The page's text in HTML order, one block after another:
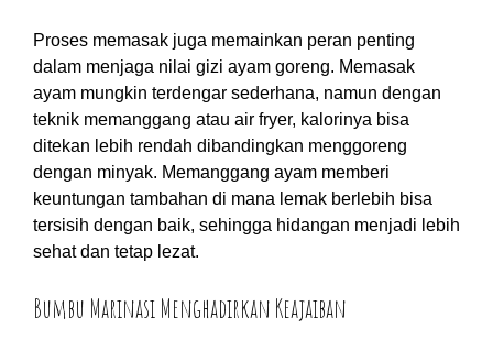
Proses memasak juga memainkan peran penting
dalam menjaga nilai gizi ayam goreng. Memasak
ayam mungkin terdengar sederhana, namun dengan
teknik memanggang atau air fryer, kalorinya bisa
ditekan lebih rendah dibandingkan menggoreng
dengan minyak. Memanggang ayam memberi
keuntungan tambahan di mana lemak berlebih bisa
tersisih dengan baik, sehingga hidangan menjadi lebih
sehat dan tetap lezat.
Bumbu Marinasi Menghadirkan Keajaiban